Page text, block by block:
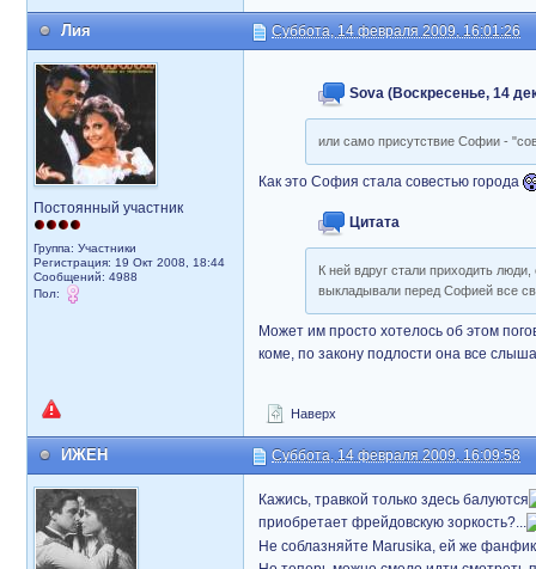
Лия Суббота, 14 февраля 2009, 16:01:26
Постоянный участник
Группа: Участники
Регистрация: 19 Окт 2008, 18:44
Сообщений: 4988
Пол:
Sova (Воскресенье, 14
или само присутствие Софии -
Как это София стала совестью города
Цитата
К ней вдруг стали приходить
выкладывали перед Софией все
Может им просто хотелось об этом
коме, по закону подлости она все
Наверх
ИЖЕН Суббота, 14 февраля 2009, 16:09:58
Кажись, травкой только здесь балуются
приобретает фрейдовскую зоркость?...
Не соблазняйте Marusika, ей же